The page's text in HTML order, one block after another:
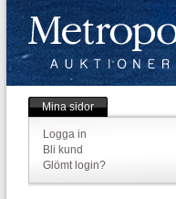
Mina sidor
Logga in
Bli kund
Glömt login?